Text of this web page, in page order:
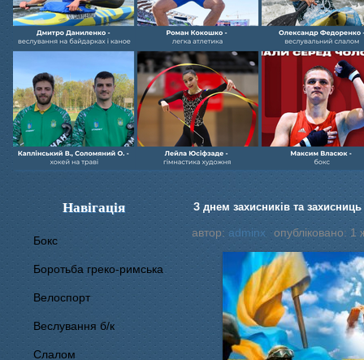
Навігація
Бокс
Боротьба греко-римська
Велоспорт
Веслування б/к
Cлалом
З днем захисників та захисниць
автор: adminx опубліковано: 1